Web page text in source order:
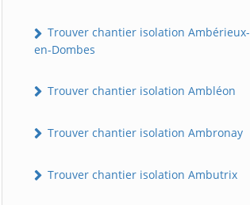
Trouver chantier isolation Ambérieux-
en-Dombes
Trouver chantier isolation Ambléon
Trouver chantier isolation Ambronay
Trouver chantier isolation Ambutrix